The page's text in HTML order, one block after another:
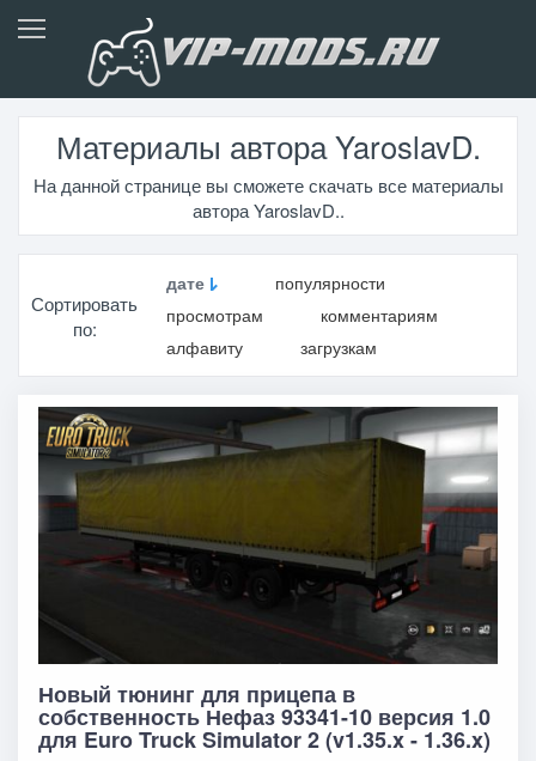
Материалы автора YaroslavD.
На данной странице вы сможете скачать все материалы
автора YaroslavD..
Сортировать
по:
дате
популярности
просмотрам
комментариям
алфавиту
загрузкам
Новый тюнинг для прицепа в
собственность Нефаз 93341-10 версия 1.0
для Euro Truck Simulator 2 (v1.35.x - 1.36.x)